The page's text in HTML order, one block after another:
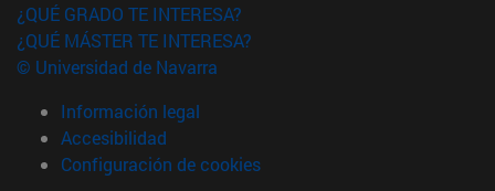
¿QUÉ GRADO TE INTERESA?
¿QUÉ MÁSTER TE INTERESA?
© Universidad de Navarra
Información legal
Accesibilidad
Configuración de cookies